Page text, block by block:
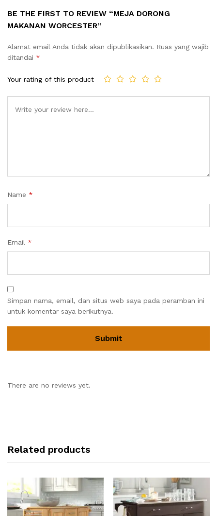
BE THE FIRST TO REVIEW “MEJA DORONG
MAKANAN WORCESTER”
Alamat email Anda tidak akan dipublikasikan. Ruas yang wajib
ditandai *
Your rating of this product
Name *
Email *
Simpan nama, email, dan situs web saya pada peramban ini
untuk komentar saya berikutnya.
There are no reviews yet.
Related products